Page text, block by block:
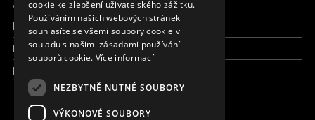
Aktuálně
Kdo jsme
Kde pracujeme
Kontaktujte nás
CZECH
cookie ke zlepšení uživatelského zážitku.
Používáním našich webových stránek
souhlasíte se všemi soubory cookie v
souladu s našimi zásadami používání
souborů cookie. Více informací
NEZBYTNĚ NUTNÉ SOUBORY
VÝKONOVÉ SOUBORY